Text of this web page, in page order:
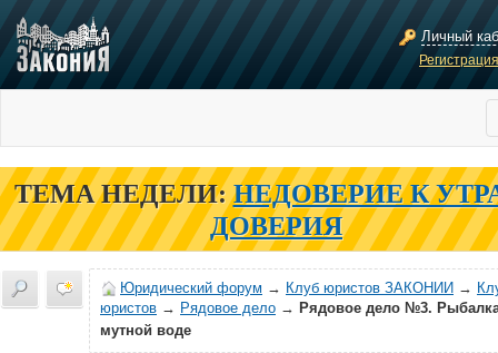
Личный
ТЕМА НЕДЕЛИ: НЕДОВЕРИЕ К
ДОВЕРИЯ
Юридический форум → Клуб юристов ЗАКОНИИ →
юристов → Рядовое дело → Рядовое дело №3.
мутной воде